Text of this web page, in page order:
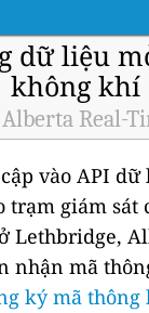
dữ liệu
không khí
Real-
vào API dữ
trạm giám sát
Lethbridge,
nhận mã
ký mã thông